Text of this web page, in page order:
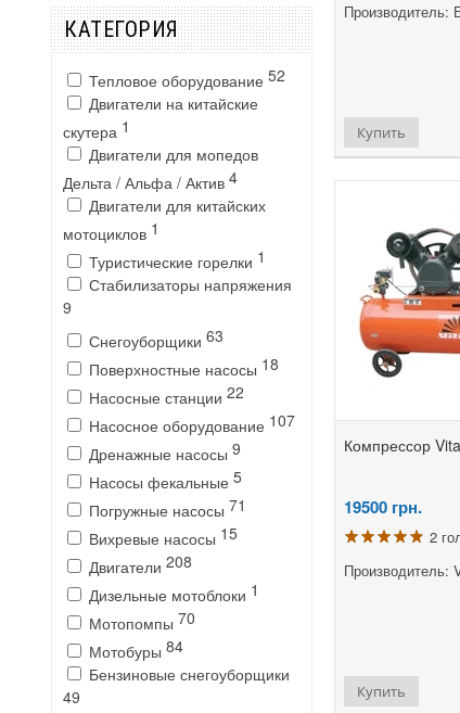
КАТЕГОРИЯ
Тепловое оборудование 52
Двигатели на китайские
скутера 1
Двигатели для мопедов
Дельта / Альфа / Актив 4
Двигатели для китайских
мотоциклов 1
Туристические горелки 1
Стабилизаторы напряжения
9
Снегоуборщики 63
Поверхностные насосы 18
Насосные станции 22
Насосное оборудование 107
Дренажные насосы 9
Насосы фекальные 5
Погружные насосы 71
Вихревые насосы 15
Двигатели 208
Дизельные мотоблоки 1
Мотопомпы 70
Мотобуры 84
Бензиновые снегоуборщики
49
Производитель:
Купить
Компрессор
19500 грн.
2
Производитель:
Купить